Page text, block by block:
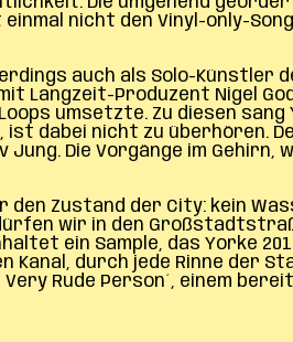
nicht den Vinyl-only-Song
auch als Solo-Künstler
mit Langzeit-Produzent Nigel
umsetzte. Zu diesen
ist dabei nicht zu überhören.
Die Vorgänge im Gehirn,
Zustand der City: kein
wir in den
ein Sample, das Yorke
Kanal, durch jede Rinne der
Rude Person´, einem